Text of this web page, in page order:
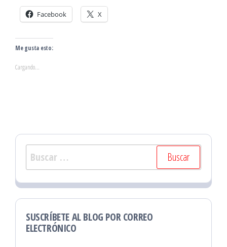
Facebook X
Me gusta esto:
Cargando...
Buscar:
SUSCRÍBETE AL BLOG POR CORREO
ELECTRÓNICO